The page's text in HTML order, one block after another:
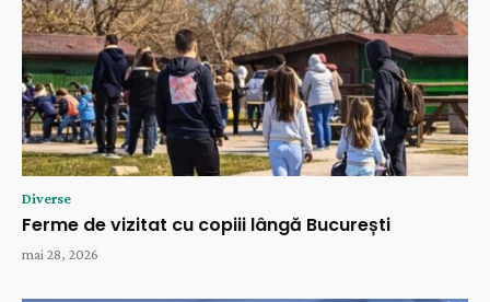
Diverse
Ferme de vizitat cu copiii lângă București
mai 28, 2026